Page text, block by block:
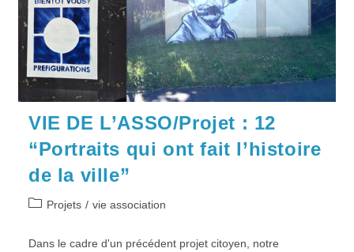
Juillet
2025
VIE DE L’ASSO/Projet : 12
“Portraits qui ont fait l’histoire
de la ville”
PostProjets / vie association
Dans le cadre d'un précédent projet citoyen, notre